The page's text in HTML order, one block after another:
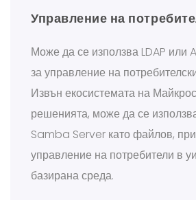
Управление на
Може да се използва LDAP
за управление на
Извън екосистемата на
решенията, може да се
Samba Server като файлов,
управление на потребители в
базирана среда.